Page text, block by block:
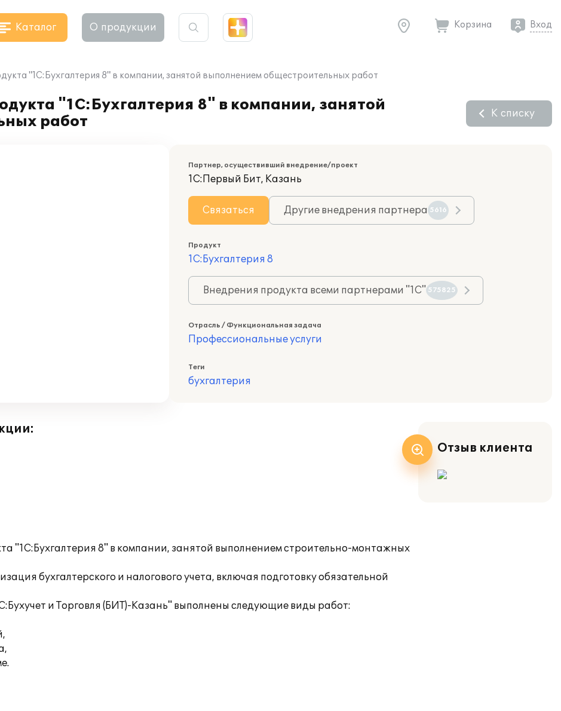
Каталог О продукции Корзина Вход
"1С:Бухгалтерия 8" в компании, занятой выполнением общестроительных работ
"1С:Бухгалтерия 8" в компании, занятой
работ
К списку
Партнер, осуществивший внедрение/проект
1С:Первый Бит, Казань
Связаться Другие внедрения партнера 5616
Продукт
1С:Бухгалтерия 8
Внедрения продукта всеми партнерами "1С" 575825
Отрасль / Функциональная задача
Профессиональные услуги
Теги
бухгалтерия
"1С:Бухгалтерия 8" в компании, занятой выполнением строительно-монтажных
бухгалтерского и налогового учета, включая подготовку обязательной
и Торговля (БИТ)-Казань" выполнены следующие виды работ:
Отзыв клиента